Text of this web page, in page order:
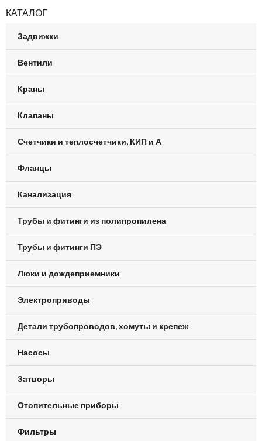
КАТАЛОГ
Задвижки
Вентили
Краны
Клапаны
Счетчики и теплосчетчики, КИП и А
Фланцы
Канализация
Трубы и фитинги из полипропилена
Трубы и фитинги ПЭ
Люки и дождеприемники
Электроприводы
Детали трубопроводов, хомуты и крепеж
Насосы
Затворы
Отопительные приборы
Фильтры